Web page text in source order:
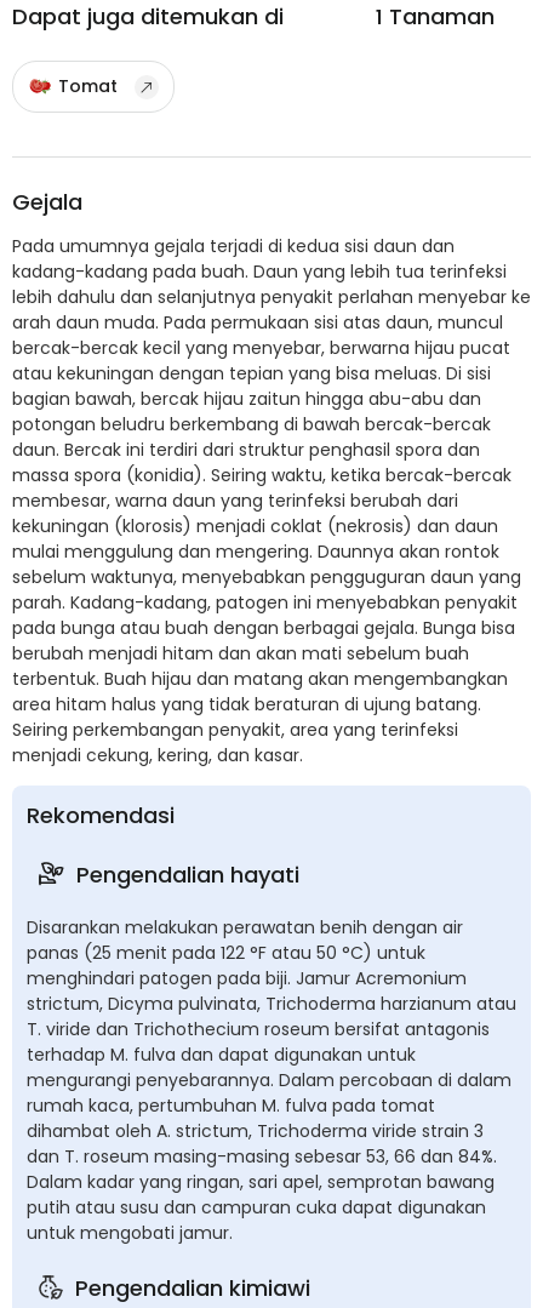
Dapat juga ditemukan di 1 Tanaman
Tomat
Gejala
Pada umumnya gejala terjadi di kedua sisi daun dan
kadang-kadang pada buah. Daun yang lebih tua terinfeksi
lebih dahulu dan selanjutnya penyakit perlahan menyebar ke
arah daun muda. Pada permukaan sisi atas daun, muncul
bercak-bercak kecil yang menyebar, berwarna hijau pucat
atau kekuningan dengan tepian yang bisa meluas. Di sisi
bagian bawah, bercak hijau zaitun hingga abu-abu dan
potongan beludru berkembang di bawah bercak-bercak
daun. Bercak ini terdiri dari struktur penghasil spora dan
massa spora (konidia). Seiring waktu, ketika bercak-bercak
membesar, warna daun yang terinfeksi berubah dari
kekuningan (klorosis) menjadi coklat (nekrosis) dan daun
mulai menggulung dan mengering. Daunnya akan rontok
sebelum waktunya, menyebabkan pengguguran daun yang
parah. Kadang-kadang, patogen ini menyebabkan penyakit
pada bunga atau buah dengan berbagai gejala. Bunga bisa
berubah menjadi hitam dan akan mati sebelum buah
terbentuk. Buah hijau dan matang akan mengembangkan
area hitam halus yang tidak beraturan di ujung batang.
Seiring perkembangan penyakit, area yang terinfeksi
menjadi cekung, kering, dan kasar.
Rekomendasi
Pengendalian hayati
Disarankan melakukan perawatan benih dengan air
panas (25 menit pada 122 °F atau 50 °C) untuk
menghindari patogen pada biji. Jamur Acremonium
strictum, Dicyma pulvinata, Trichoderma harzianum atau
T. viride dan Trichothecium roseum bersifat antagonis
terhadap M. fulva dan dapat digunakan untuk
mengurangi penyebarannya. Dalam percobaan di dalam
rumah kaca, pertumbuhan M. fulva pada tomat
dihambat oleh A. strictum, Trichoderma viride strain 3
dan T. roseum masing-masing sebesar 53, 66 dan 84%.
Dalam kadar yang ringan, sari apel, semprotan bawang
putih atau susu dan campuran cuka dapat digunakan
untuk mengobati jamur.
Pengendalian kimiawi